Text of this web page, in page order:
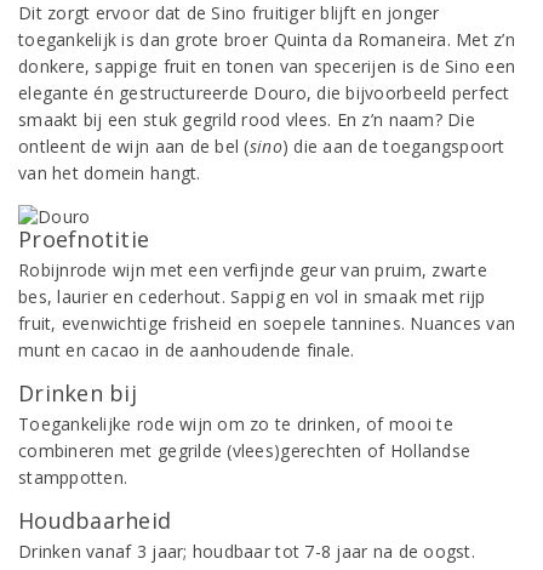
Dit zorgt ervoor dat de Sino fruitiger blijft en jonger
toegankelijk is dan grote broer Quinta da Romaneira. Met z’n
donkere, sappige fruit en tonen van specerijen is de Sino een
elegante én gestructureerde Douro, die bijvoorbeeld perfect
smaakt bij een stuk gegrild rood vlees. En z’n naam? Die
ontleent de wijn aan de bel (sino) die aan de toegangspoort
van het domein hangt.
Proefnotitie
Robijnrode wijn met een verfijnde geur van pruim, zwarte
bes, laurier en cederhout. Sappig en vol in smaak met rijp
fruit, evenwichtige frisheid en soepele tannines. Nuances van
munt en cacao in de aanhoudende finale.
Drinken bij
Toegankelijke rode wijn om zo te drinken, of mooi te
combineren met gegrilde (vlees)gerechten of Hollandse
stamppotten.
Houdbaarheid
Drinken vanaf 3 jaar; houdbaar tot 7-8 jaar na de oogst.